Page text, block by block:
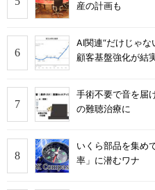
産の計画も
AI関連“だけじゃ
顧客基盤強化が結
手術不要で音を届
の難聴治療に
いくら部品を集め
率」に潜むワナ